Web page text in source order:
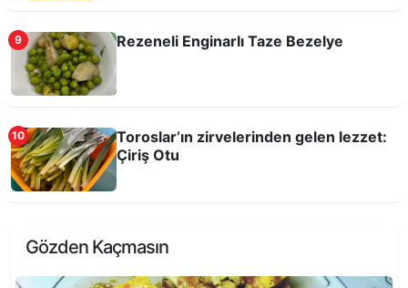
Manavgat usulü Kabak Çiçekli Bulgur Pilavı
9 Rezeneli Enginarlı Taze Bezelye
10
Toroslar’ın zirvelerinden gelen lezzet:
Çiriş Otu
Gözden Kaçmasın